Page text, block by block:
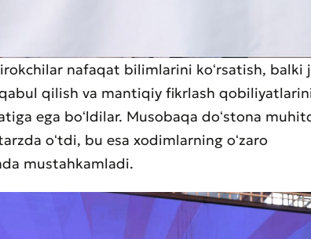
nafaqat bilimlarini koʻrsatish, balki
qilish va mantiqiy fikrlash
ega boʻldilar. Musobaqa doʻstona
oʻtdi, bu esa xodimlarning oʻzaro
mustahkamladi.